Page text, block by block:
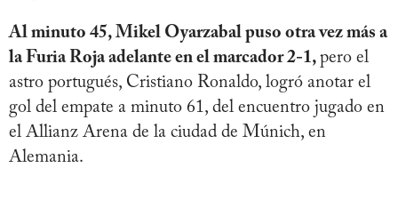
Al minuto 45, Mikel Oyarzabal puso otra vez más a
la Furia Roja adelante en el marcador 2-1, pero el
astro portugués, Cristiano Ronaldo, logró anotar el
gol del empate a minuto 61, del encuentro jugado en
el Allianz Arena de la ciudad de Múnich, en
Alemania.